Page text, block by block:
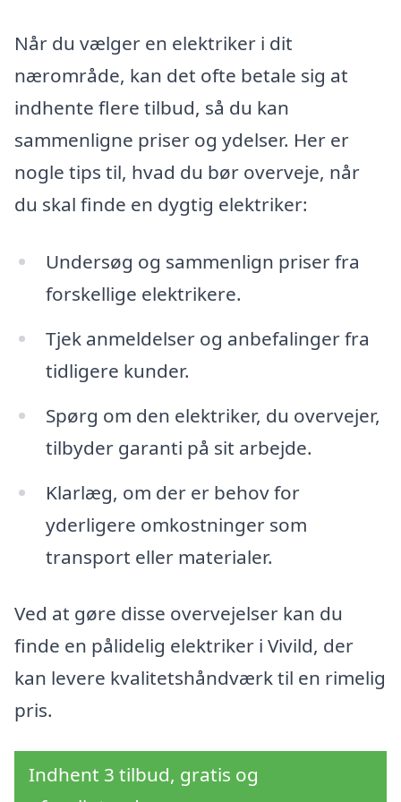
Når du vælger en elektriker i dit
nærområde, kan det ofte betale sig at
indhente flere tilbud, så du kan
sammenligne priser og ydelser. Her er
nogle tips til, hvad du bør overveje, når
du skal finde en dygtig elektriker:
Undersøg og sammenlign priser fra
forskellige elektrikere.
Tjek anmeldelser og anbefalinger fra
tidligere kunder.
Spørg om den elektriker, du overvejer,
tilbyder garanti på sit arbejde.
Klarlæg, om der er behov for
yderligere omkostninger som
transport eller materialer.
Ved at gøre disse overvejelser kan du
finde en pålidelig elektriker i Vivild, der
kan levere kvalitetshåndværk til en rimelig
pris.
Indhent 3 tilbud, gratis og